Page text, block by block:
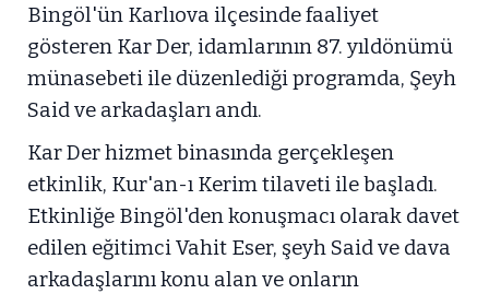
Bingöl'ün Karlıova ilçesinde faaliyet
gösteren Kar Der, idamlarının 87. yıldönümü
münasebeti ile düzenlediği programda, Şeyh
Said ve arkadaşları andı.
Kar Der hizmet binasında gerçekleşen
etkinlik, Kur'an-ı Kerim tilaveti ile başladı.
Etkinliğe Bingöl'den konuşmacı olarak davet
edilen eğitimci Vahit Eser, şeyh Said ve dava
arkadaşlarını konu alan ve onların